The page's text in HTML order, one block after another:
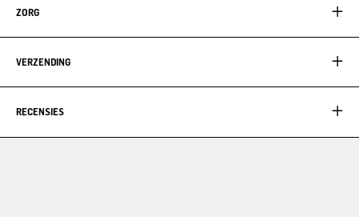
ZORG
VERZENDING
RECENSIES